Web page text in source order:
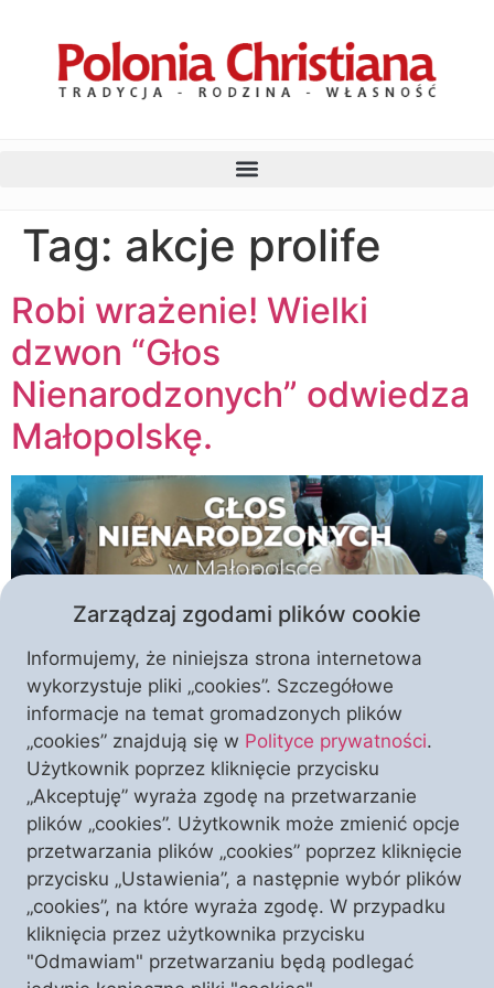
Tag: akcje prolife
Robi wrażenie! Wielki
dzwon “Głos
Nienarodzonych” odwiedza
Małopolskę.
Kraków, Zakopane, Wadowice – w tych miastach
Małopolski już wkrótce pojawi się dzwon “Głos
Nienarodzonych”. To przepiękne dzieło propagujące
prawo do życia pobłogosławił i po raz pierwszy
uruchomił papież Franciszek. Teraz każdy będzie
mógł dotknąć “Głosu Nienarodzonych” osobiście…
Serca dzwonów biją nawołując wiernych do
kościołów, biją w ważnych chwilach dla narodu i
lokalnych społeczności, biją […]
Zarządzaj zgodami plików cookie
Informujemy, że niniejsza strona internetowa
wykorzystuje pliki „cookies”. Szczegółowe
informacje na temat gromadzonych plików
„cookies” znajdują się w Polityce prywatności.
Użytkownik poprzez kliknięcie przycisku
„Akceptuję” wyraża zgodę na przetwarzanie
plików „cookies”. Użytkownik może zmienić opcje
przetwarzania plików „cookies” poprzez kliknięcie
przycisku „Ustawienia”, a następnie wybór plików
„cookies”, na które wyraża zgodę. W przypadku
kliknięcia przez użytkownika przycisku
"Odmawiam" przetwarzaniu będą podlegać